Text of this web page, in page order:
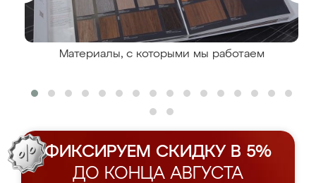
Материалы, с которыми мы работаем
ФИКСИРУЕМ СКИДКУ В 5%
ДО КОНЦА АВГУСТА